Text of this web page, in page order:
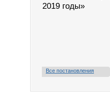
2019 годы»
Все постановления